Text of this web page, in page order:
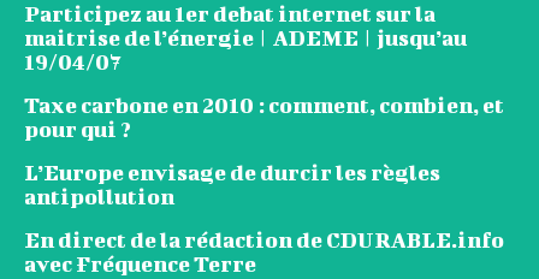
Participez au 1er debat internet sur la
maitrise de l’énergie | ADEME | jusqu’au
19/04/07
Taxe carbone en 2010 : comment, combien, et
pour qui ?
L’Europe envisage de durcir les règles
antipollution
En direct de la rédaction de CDURABLE.info
avec Fréquence Terre